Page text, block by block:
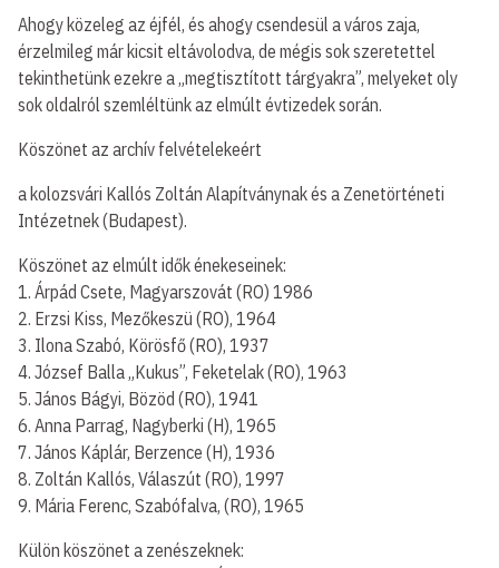
Ahogy közeleg az éjfél, és ahogy csendesül a város zaja,
érzelmileg már kicsit eltávolodva, de mégis sok szeretettel
tekinthetünk ezekre a „megtisztított tárgyakra”, melyeket oly
sok oldalról szemléltünk az elmúlt évtizedek során.
Köszönet az archív felvételekeért
a kolozsvári Kallós Zoltán Alapítványnak és a Zenetörténeti
Intézetnek (Budapest).
Köszönet az elmúlt idők énekeseinek:
1. Árpád Csete, Magyarszovát (RO) 1986
2. Erzsi Kiss, Mezőkeszü (RO), 1964
3. Ilona Szabó, Körösfő (RO), 1937
4. József Balla „Kukus”, Feketelak (RO), 1963
5. János Bágyi, Bözöd (RO), 1941
6. Anna Parrag, Nagyberki (H), 1965
7. János Káplár, Berzence (H), 1936
8. Zoltán Kallós, Válaszút (RO), 1997
9. Mária Ferenc, Szabófalva, (RO), 1965
Külön köszönet a zenészeknek: